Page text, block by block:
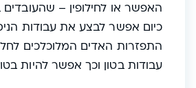
האפשר או לחילופין –
כיום אפשר לבצע את עבודות
התפזרות האדים המלוכלכים
עבודות בטון וכך אפשר להיות